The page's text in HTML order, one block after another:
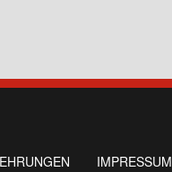
IMPRESSUM